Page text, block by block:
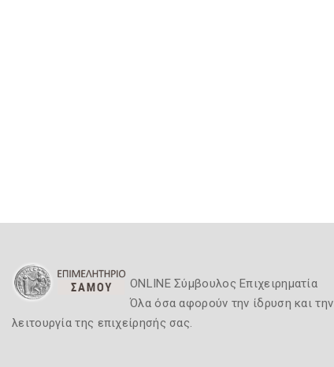
ONLINE Σύμβουλος Επιχειρηματία
Όλα όσα αφορούν την ίδρυση και την
λειτουργία της επιχείρησής σας.